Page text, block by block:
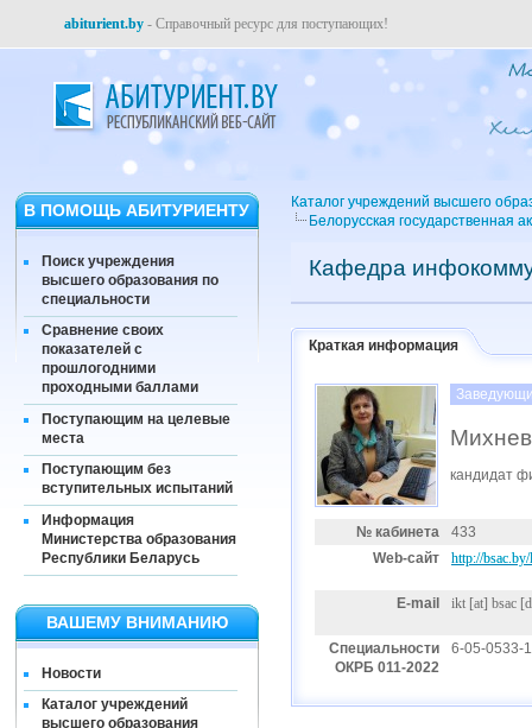
abiturient.by - Справочный ресурс для поступающих!
В ПОМОЩЬ АБИТУРИЕНТУ
Поиск учреждения
высшего образования по
специальности
Сравнение своих
показателей с
прошлогодними
проходными баллами
Поступающим на целевые
места
Поступающим без
вступительных испытаний
Информация
Министерства образования
Республики Беларусь
ВАШЕМУ ВНИМАНИЮ
Новости
Каталог учреждений
высшего образования
Каталог учреждений высшего
Белорусская государственная
Кафедра
Краткая информация
кандидат
№ кабинета
433
Web-сайт
http://
E-mail ikt [at] bsac
Специальности
ОКРБ 011-2022
6-05-0533-